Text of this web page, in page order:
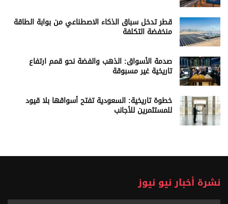
قطر تدخل سباق الذكاء الاصطناعي من بوابة الطاقة
منخفضة التكلفة
صدمة الأسواق: الذهب والفضة نحو قمم ارتفاع
تاريخية غير مسبوقة
خطوة تاريخية: السعودية تفتح أسواقها بلا قيود
للمستثمرين للأجانب
نشرة أخبار نيو نيوز